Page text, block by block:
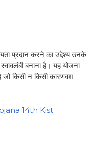
प्रदान करने का उद्देश्य उनके
बनाना है। यह योजना
किसी न किसी कारणवश
14th Kist